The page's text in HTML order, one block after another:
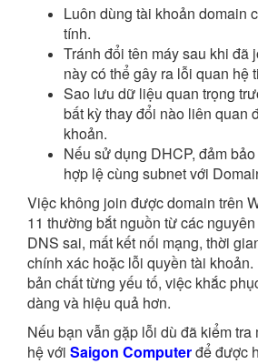
Luôn dùng tài khoản domain
tính.
Tránh đổi tên máy sau khi đã
này có thể gây ra lỗi quan hệ
Sao lưu dữ liệu quan trọng
bất kỳ thay đổi nào liên quan
khoản.
Nếu sử dụng DHCP, đảm
hợp lệ cùng subnet với
Việc không join được domain trên
11 thường bắt nguồn từ các
DNS sai, mất kết nối mạng, thời
chính xác hoặc lỗi quyền tài
bản chất từng yếu tố, việc khắc
dàng và hiệu quả hơn.
Nếu bạn vẫn gặp lỗi dù đã kiểm
hệ với Saigon Computerđể được